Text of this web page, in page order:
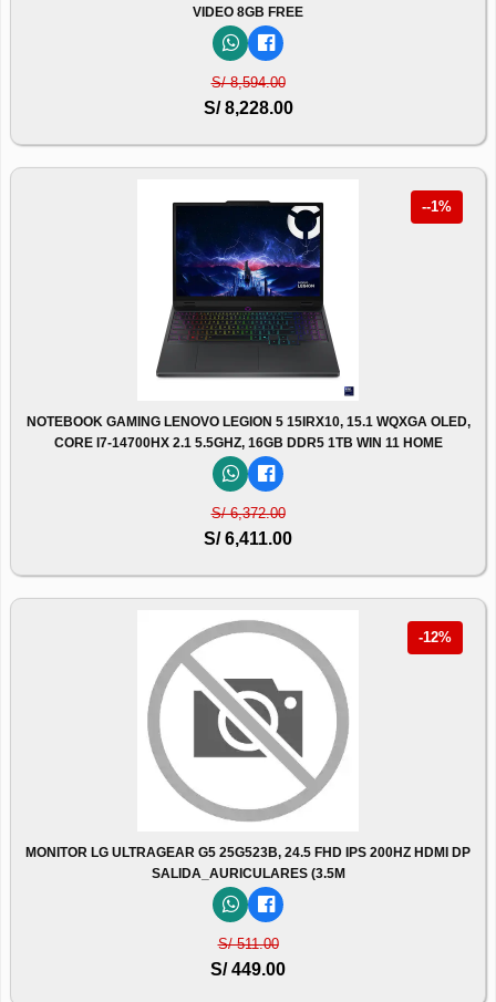
VIDEO 8GB FREE
S/ 8,594.00
S/ 8,228.00
--1%
NOTEBOOK GAMING LENOVO LEGION 5 15IRX10, 15.1 WQXGA OLED,
CORE I7-14700HX 2.1 5.5GHZ, 16GB DDR5 1TB WIN 11 HOME
S/ 6,372.00
S/ 6,411.00
-12%
MONITOR LG ULTRAGEAR G5 25G523B, 24.5 FHD IPS 200HZ HDMI DP
SALIDA_AURICULARES (3.5M
S/ 511.00
S/ 449.00